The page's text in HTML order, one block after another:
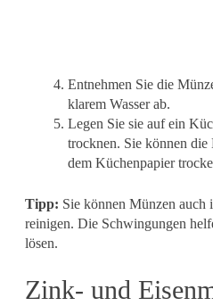
Entnehmen Sie die
klarem Wasser ab.
Legen Sie sie auf ein
trocknen. Sie können
dem Küchenpapier
Tipp: Sie können Münzen auch
reinigen. Die Schwingungen
lösen.
Zink- und